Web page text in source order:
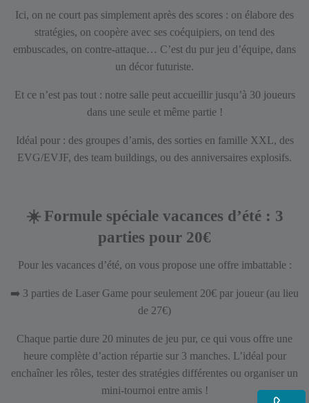
Ici, on ne court pas simplement après des scores : on élabore des
stratégies, on coopère avec ses coéquipiers, on tend des
embuscades, on contre-attaque… C’est du pur jeu d’équipe, dans
un décor futuriste.
Et ce n’est pas tout : notre salle peut accueillir jusqu’à 30 joueurs
dans une seule et même partie !
Idéal pour : des groupes d’amis, des sorties en famille XXL, des
EVG/EVJF, des team buildings, ou des anniversaires explosifs.
☀️Formule spéciale vacances d’été : 3
parties pour 20€
Pour les vacances d’été, on vous propose une offre imbattable :
➡️ 3 parties de Laser Game pour seulement 20€ par joueur (au lieu
de 27€)
Chaque partie dure 20 minutes de jeu pur, ce qui vous offre une
heure complète d’action répartie sur 3 manches. L’idéal pour
enchaîner les rôles, tester des stratégies différentes ou organiser un
mini-tournoi entre amis !